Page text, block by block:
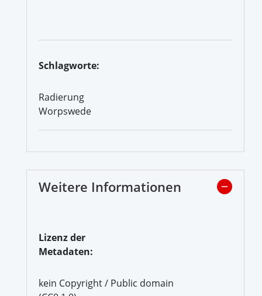
Schlagworte:
Radierung
Worpswede
Weitere Informationen
Lizenz der
Metadaten:
kein Copyright / Public domain